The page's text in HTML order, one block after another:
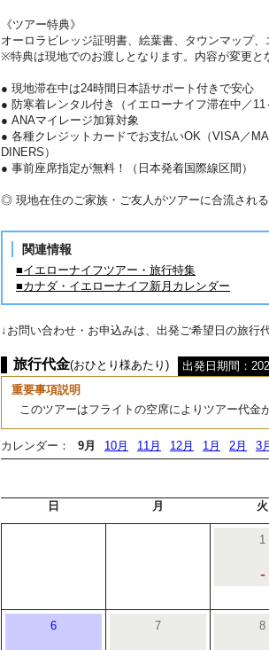
《ツアー特典》
オーロラビレッジ証明書、絵葉書、タウンマップ、
※特典は現地でのお渡しとなります。内容が変更と
● 現地滞在中は24時間日本語サポート付きで安心
● 防寒着レンタル付き（イエローナイフ滞在中／11
● ANAマイレージ加算対象
● 各種クレジットカードでお支払いOK（VISA／
DINERS）
● 事前座席指定が無料！（日本発着国際線区間）
◎ 現地在住のご家族・ご友人がツアーに合流される
関連情報
■イエローナイフツアー・旅行特集
■カナダ・イエローナイフ新月カレンダー
↓お問い合わせ・お申込みは、出発ご希望日の旅行
旅行代金(おひとり様あたり)
出発日期間：
重要事項説明
このツアーはフライトの空席によりツアー代金
カレンダー： 9月 10月 11月 12月 1月 2月 3
日 月 火
1
-
6 7 8